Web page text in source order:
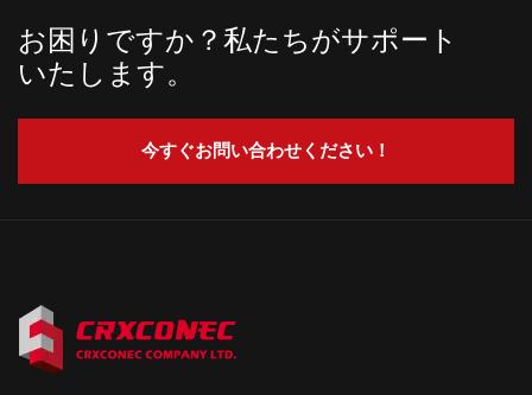
お困りですか？私たちがサポート
いたします。
今すぐお問い合わせください！